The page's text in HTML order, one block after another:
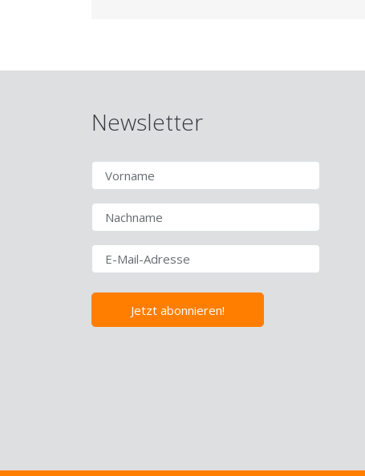
Newsletter
Jetzt abonnieren!